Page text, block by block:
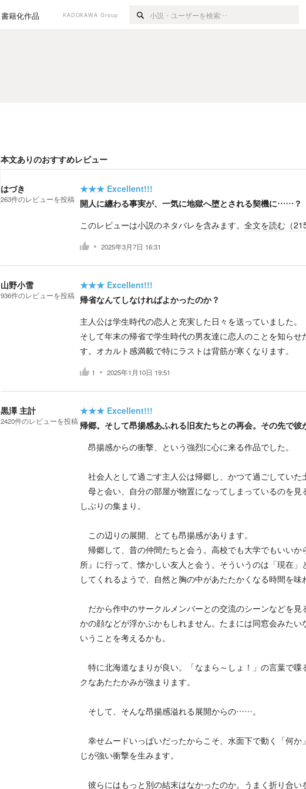
書籍化作品 KADOKAWA Group
本文ありのおすすめレビュー
はづき
263件のレビューを投稿
★★★ Excellent!!!
開人に纏わる事実が、一気に地獄へ堕とされる契機に……？
このレビューは小説のネタバレを含みます。 全文を読む（
2025年3月7日 16:31
山野小雪
936件のレビューを投稿
★★★ Excellent!!!
帰省なんてしなければよかったのか？
主人公は学生時代の恋人と充実した日々を送っていました。
そして年末の帰省で学生時代の男友達に恋人のことを知ら
す。オカルト感満載で特にラストは背筋が寒くなります。
1 2025年1月10日 19:51
黒澤 主計
2420件のレビューを投稿
★★★ Excellent!!!
帰郷。そして昂揚感あふれる旧友たちとの再会。その先で
昂揚感からの衝撃、という強烈に心に来る作品でした。
社会人として過ごす主人公は帰郷し、かつて過ごしていた
母と会い、自分の部屋が物置になってしまっているのを見
しぶりの集まり。
この辺りの展開、とても昂揚感があります。
帰郷して、昔の仲間たちと会う。高校でも大学でもいいか
所』に行って、懐かしい友人と会う。そういうのは「現在
してくれるようで、自然と胸の中があたたかくなる時間を味
だから作中のサークルメンバーとの交流のシーンなどを見
かの顔などが浮かぶかもしれません。たまには同窓会みた
いうことを考えるかも。
特に北海道なまりが良い。「なまら～しょ！」の言葉で喋
クなあたたかみが強まります。
そして、そんな昂揚感溢れる展開からの……。
幸せムードいっぱいだったからこそ、水面下で動く「何か
じが強い衝撃を生みます。
彼らにはもっと別の結末はなかったのか。うまく折り合い